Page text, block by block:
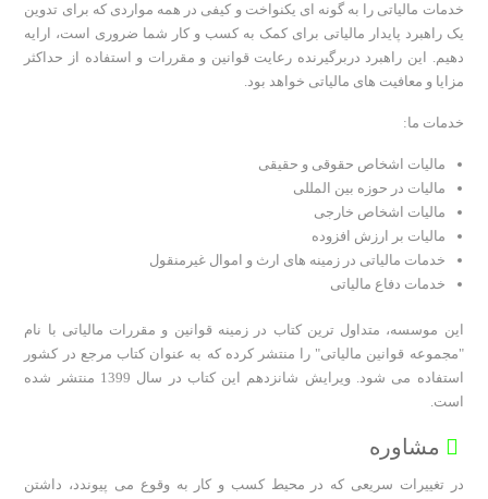
خدمات مالیاتی را به گونه ای یکنواخت و کیفی در همه مواردی که برای تدوین
یک راهبرد پایدار مالیاتی برای کمک به کسب و کار شما ضروری است، ارایه
دهیم. این راهبرد دربرگیرنده رعایت قوانین و مقررات و استفاده از حداکثر
مزایا و معافیت های مالیاتی خواهد بود.
خدمات ما:
مالیات اشخاص حقوقی و حقیقی
مالیات در حوزه بین المللی
مالیات اشخاص خارجی
مالیات بر ارزش افزوده
خدمات مالیاتی در زمینه های ارث و اموال غیرمنقول
خدمات دفاع مالیاتی
این موسسه، متداول ترین کتاب در زمینه قوانین و مقررات مالیاتی با نام
"مجموعه قوانین مالیاتی" را منتشر کرده که به عنوان کتاب مرجع در کشور
استفاده می شود. ویرایش شانزدهم این کتاب در سال 1399 منتشر شده
است.
مشاوره
در تغییرات سریعی که در محیط کسب و کار به وقوع می پیوندد، داشتن